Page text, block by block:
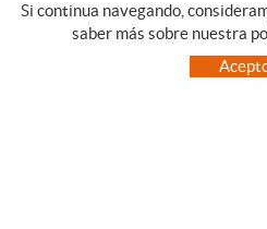
CATEGORIAS
Si continua navegando,
saber más sobre nuestra